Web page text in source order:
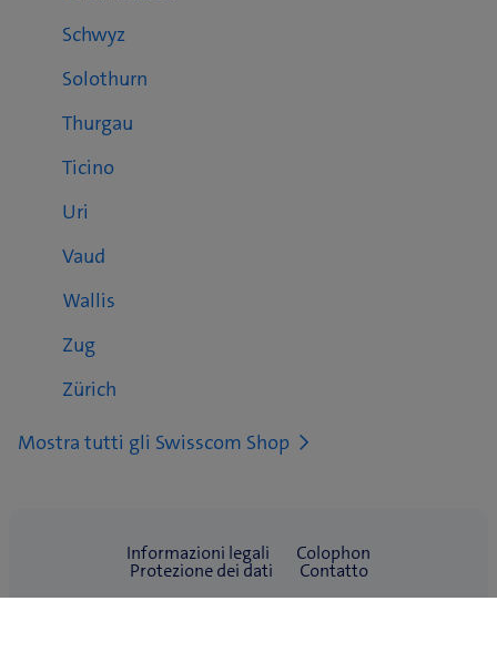
Schwyz
Solothurn
Thurgau
Ticino
Uri
Vaud
Wallis
Zug
Zürich
Mostra tutti gli Swisscom Shop